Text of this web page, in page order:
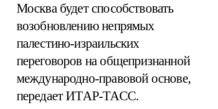
Москва будет способствовать
возобновлению непрямых
палестино-израильских
переговоров на общепризнанной
международно-правовой основе,
передает ИТАР-ТАСС.